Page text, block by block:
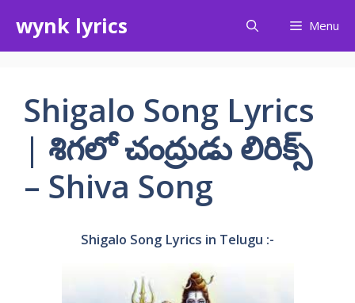
content
wynk lyrics Menu
Shigalo Song Lyrics
| శిగలో చంద్రుడు లిరిక్స్
– Shiva Song
Shigalo Song Lyrics in Telugu :-